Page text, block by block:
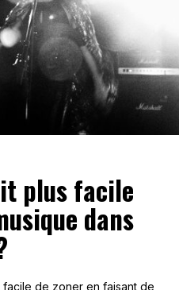
plus facile
dans
facile de zoner en faisant de